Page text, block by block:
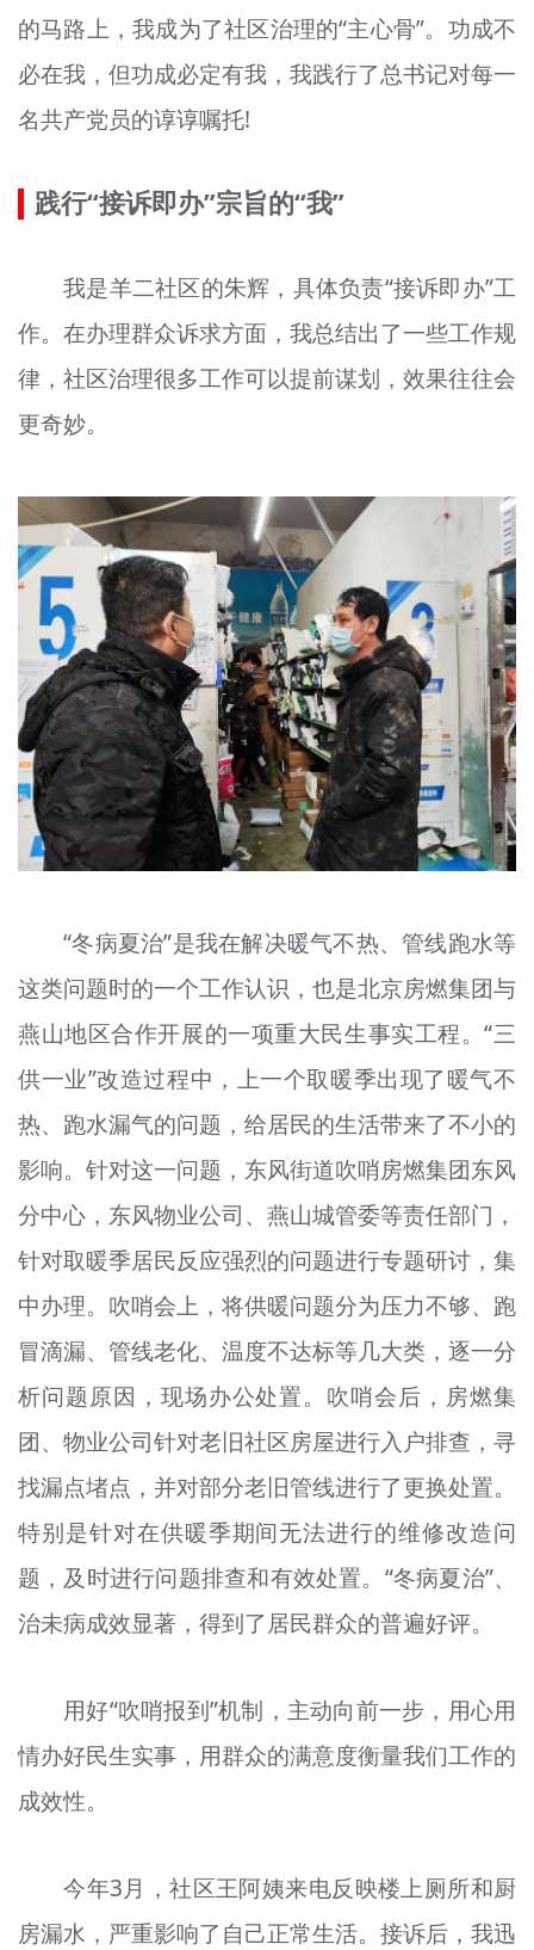
的马路上，我成为了社区治理的“主心骨”。功成不
必在我，但功成必定有我，我践行了总书记对每一
名共产党员的谆谆嘱托!
践行“接诉即办”宗旨的“我”
我是羊二社区的朱辉，具体负责“接诉即办”工
作。在办理群众诉求方面，我总结出了一些工作规
律，社区治理很多工作可以提前谋划，效果往往会
更奇妙。
“冬病夏治”是我在解决暖气不热、管线跑水等
这类问题时的一个工作认识，也是北京房燃集团与
燕山地区合作开展的一项重大民生事实工程。“三
供一业”改造过程中，上一个取暖季出现了暖气不
热、跑水漏气的问题，给居民的生活带来了不小的
影响。针对这一问题，东风街道吹哨房燃集团东风
分中心，东风物业公司、燕山城管委等责任部门，
针对取暖季居民反应强烈的问题进行专题研讨，集
中办理。吹哨会上，将供暖问题分为压力不够、跑
冒滴漏、管线老化、温度不达标等几大类，逐一分
析问题原因，现场办公处置。吹哨会后，房燃集
团、物业公司针对老旧社区房屋进行入户排查，寻
找漏点堵点，并对部分老旧管线进行了更换处置。
特别是针对在供暖季期间无法进行的维修改造问
题，及时进行问题排查和有效处置。“冬病夏治”、
治未病成效显著，得到了居民群众的普遍好评。
用好“吹哨报到”机制，主动向前一步，用心用
情办好民生实事，用群众的满意度衡量我们工作的
成效性。
今年3月，社区王阿姨来电反映楼上厕所和厨
房漏水，严重影响了自己正常生活。接诉后，我迅